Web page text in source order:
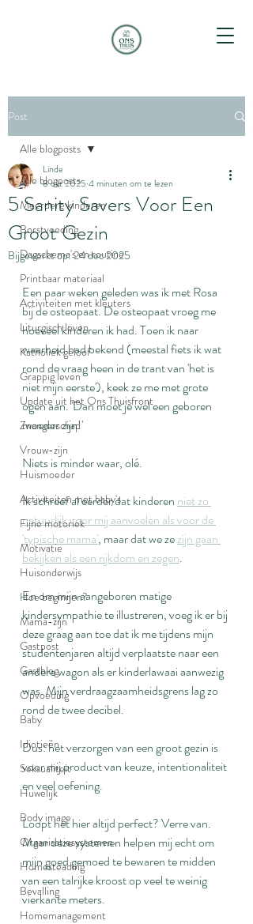
Post
Alle blogposts
Meerdere kinderen
Borstvoeding
Dagschema's en routine
Printbaar materiaal
Activiteiten met kleuters
Liturgisch leven
Katholiek geloof
Grappig leven
Update uit het Ons Thuisfront
Zwangerschap
Vrouw-zijn
Huismoeder
Activiteiten met baby's
Fijne motoriek
Motivatie
Huisonderwijs
Hoe beginnen?
Mama-zijn
Gastpost
Gastblog
Opvoeding
Baby
Idiotieën
Seksualiteit
Huwelijk
Body image
Organisatiesystemen
Homesteading
Bevalling
Homemanagement
Alle blogposts
5 Sanity Savers Voor Een
Groot Gezin
Linde
8 okt 2025 4 minuten om te lezen
Bijgewerkt op:24 dec 2025
Een paar weken geleden was ik met Rosa
bij de osteopaat. De osteopaat vroeg me
hoeveel kinderen ik had. Toen ik naar
waarheid had bekend (meestal fiets ik wat
rond de vraag heen in de trant van 'het is
niet mijn eerste'), keek ze me met grote
ogen aan. 'Dan moet je wel een geboren
moeder zijn!'
Niets is minder waar, olé.
Ik schreef al eerder dat kinderen niet zo
natuurlijk voor mij aanvoelen als voor de
'typische mama', maar dat we ze zijn gaan
bekijken als een rijkdom en zegen.
En om mijn aangeboren matige
kindersympathie te illustreren, voeg ik er bij
deze graag aan toe dat ik me tijdens mijn
studentenjaren altijd verplaatste naar een
andere wagon als er kinderlawaai aanwezig
was. Mijn verdraagzaamheidsgrens lag zo
rond de twee decibel.
Dus: het verzorgen van een groot gezin is
voor mij product van keuze, intentionaliteit
en veel oefening.
Loopt het hier altijd perfect? Verre van.
Maar deze systemen helpen mij echt om
mijn goed gemoed te bewaren te midden
van een talrijke kroost op veel te weinig
vierkante meters.